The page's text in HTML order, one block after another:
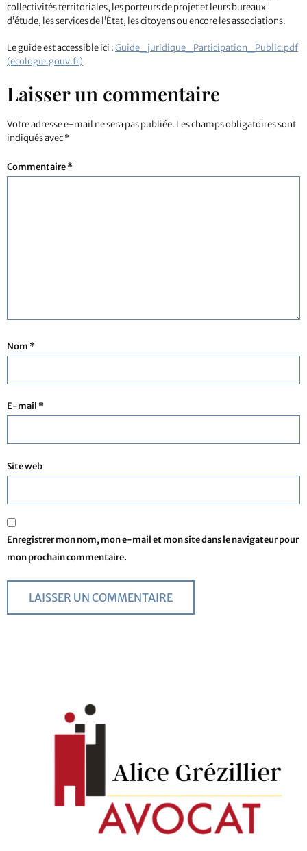
collectivités territoriales, les porteurs de projet et leurs bureaux
d’étude, les services de l’État, les citoyens ou encore les associations.
Le guide est accessible ici :Guide_juridique_Participation_Public.pdf
(ecologie.gouv.fr)
Laisser un commentaire
Votre adresse e-mail ne sera pas publiée. Les champs obligatoires sont
indiqués avec*
Commentaire*
Nom *
E-mail *
Site web
Enregistrer mon nom, mon e-mail et mon site dans le navigateur pour
mon prochain commentaire.